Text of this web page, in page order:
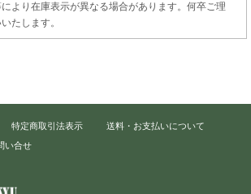
より在庫表示が異なる場合があります。何卒ご理
たします。
特定商取引法表示
送料・お支払いについて
い合せ